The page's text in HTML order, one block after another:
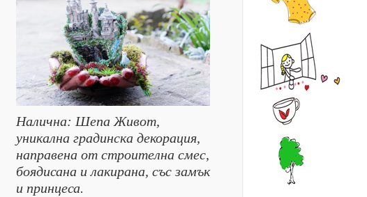
Налична: Шепа Живот,
уникална градинска декорация,
направена от строителна смес,
боядисана и лакирана, със замък
и принцеса.